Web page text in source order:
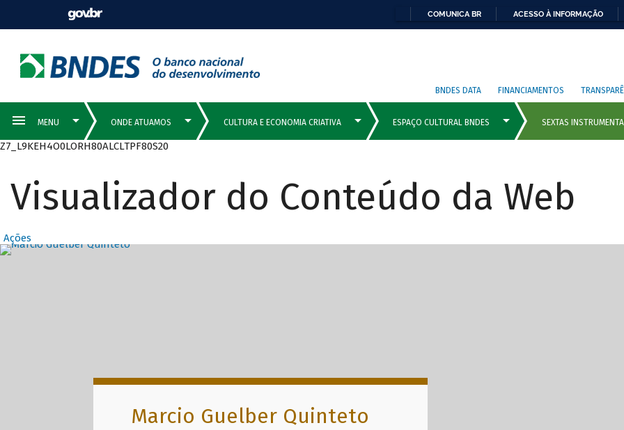
COMUNICA BR ACESSO À INFORMAÇÃO
BNDES DATA FINANCIAMENTOS
Z7_L9KEH4O0LORH80ALCLTPF80S20
Visualizador do Conteúdo da Web
Ações
Destaques Principais com
Marcio Guelber Quinteto